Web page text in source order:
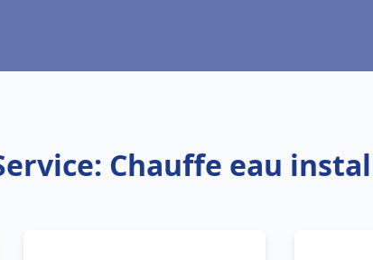
Chauffe eau